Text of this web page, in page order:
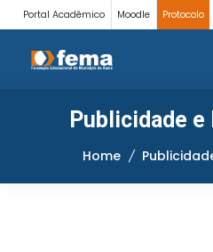
Portal Acadêmico Moodle Protocolo
Publicidade e
Home